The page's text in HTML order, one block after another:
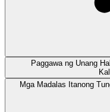
Paggawa ng Unang
Mga Madalas Itanong